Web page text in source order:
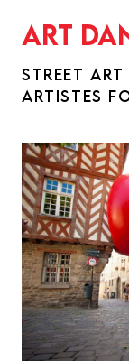
Art
STREET
ARTISTES